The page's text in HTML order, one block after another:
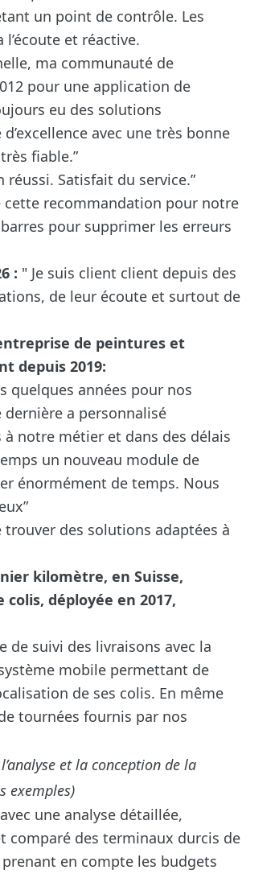
un point de contrôle. Les
et réactive.
ma communauté de
pour une application de
eu des solutions
avec une très bonne
fiable.”
réussi. Satisfait du service.”
cette recommandation pour notre
pour supprimer les erreurs
: " Je suis client client depuis des
de leur écoute et surtout de
de peintures et
depuis 2019:
quelques années pour nos
a personnalisé
notre métier et dans des délais
un nouveau module de
énormément de temps. Nous
trouver des solutions adaptées à
kilomètre, en Suisse,
déployée en 2017,
de suivi des livraisons avec la
mobile permettant de
de ses colis. En même
tournées fournis par nos
et la conception de la
exemples)
une analyse détaillée,
comparé des terminaux durcis de
en compte les budgets